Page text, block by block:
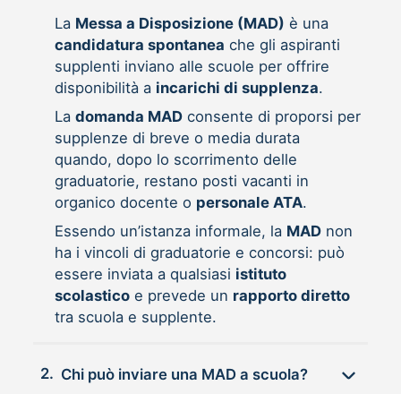
La Messa a Disposizione (MAD) è una
candidatura spontanea che gli aspiranti
supplenti inviano alle scuole per offrire
disponibilità a incarichi di supplenza.
La domanda MADconsente di proporsi per
supplenze di breve o media durata
quando, dopo lo scorrimento delle
graduatorie, restano posti vacanti in
organico docente o personale ATA.
Essendo un’istanza informale, la MADnon
ha i vincoli di graduatorie e concorsi: può
essere inviata a qualsiasi istituto
scolasticoe prevede un rapporto diretto
tra scuola e supplente.
2. Chi può inviare una MAD a scuola?